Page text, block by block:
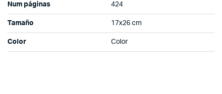
Num páginas 424
Tamaño 17x26 cm
Color Color